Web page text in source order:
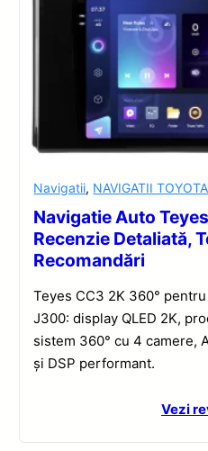
Navigatii, NAVIGATII TOYOTA
Navigatie Auto
Recenzie Detaliată,
Recomandări
Teyes CC3 2K 360°
J300: display QLED 2K,
sistem 360° cu 4 camere,
și DSP performant.
Vezi